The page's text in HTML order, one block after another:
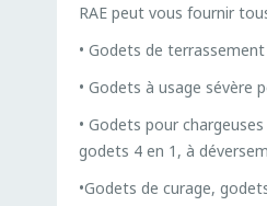
RAE peut vous fournir
• Godets de
• Godets à usage sévère
• Godets pour
godets 4 en 1, à
•Godets de curage,